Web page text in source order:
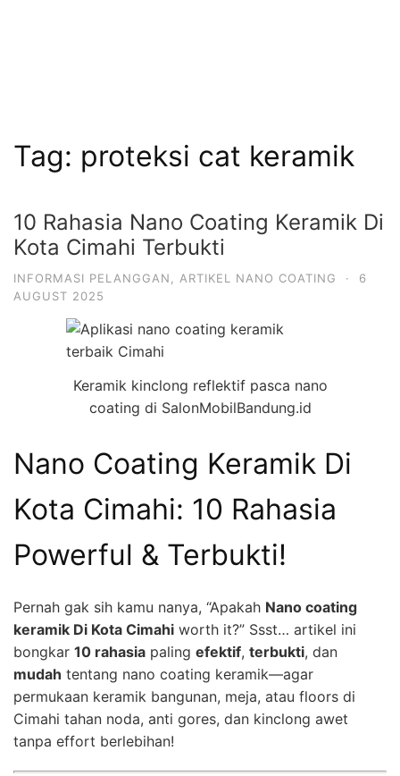
Tag: proteksi cat keramik
10 Rahasia Nano Coating Keramik Di
Kota Cimahi Terbukti
INFORMASI PELANGGAN ARTIKEL NANO COATING ·
6
AUGUST 2025
Keramik kinclong reflektif pasca nano
coating di SalonMobilBandung.id
Nano Coating Keramik Di
Kota Cimahi: 10 Rahasia
Powerful & Terbukti!
Pernah gak sih kamu nanya, “Apakah Nano coating
keramik Di Kota Cimahi worth it?” Ssst… artikel ini
bongkar 10 rahasia paling efektif, terbukti, dan
mudah tentang nano coating keramik—agar
permukaan keramik bangunan, meja, atau floors di
Cimahi tahan noda, anti gores, dan kinclong awet
tanpa effort berlebihan!